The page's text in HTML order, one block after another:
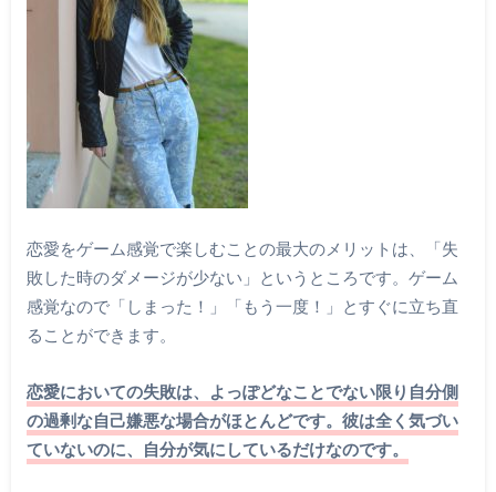
恋愛をゲーム感覚で楽しむことの最大のメリットは、「失
敗した時のダメージが少ない」というところです。ゲーム
感覚なので「しまった！」「もう一度！」とすぐに立ち直
ることができます。
恋愛においての失敗は、よっぽどなことでない限り自分側
の過剰な自己嫌悪な場合がほとんどです。彼は全く気づい
ていないのに、自分が気にしているだけなのです。